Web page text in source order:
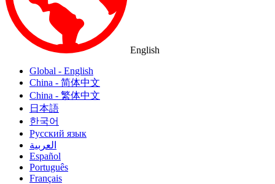
English
Global - English
China - 简体中文
China - 繁体中文
日本語
한국어
Русский язык
العربية
Español
Português
Français